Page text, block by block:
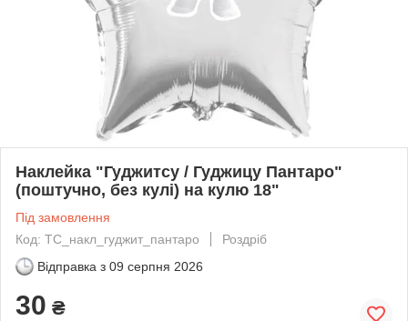
Наклейка "Гуджитсу / Гуджицу Пантаро"
(поштучно, без кулі) на кулю 18"
Під замовлення
Код: ТС_накл_гуджит_пантаро
Роздріб
Відправка з 09 серпня 2026
30 ₴